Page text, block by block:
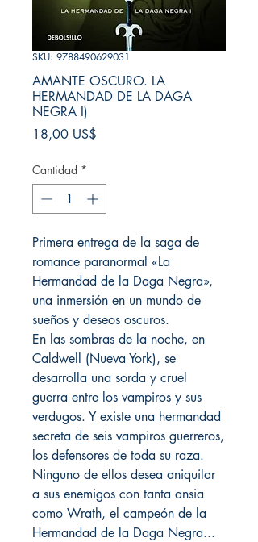
SKU: 9788490629031
AMANTE OSCURO. LA
HERMANDAD DE LA DAGA
NEGRA I)
18,00 US$
Cantidad *
Primera entrega de la saga de
romance paranormal «La
Hermandad de la Daga Negra»,
una inmersión en un mundo de
sueños y deseos oscuros.
En las sombras de la noche, en
Caldwell (Nueva York), se
desarrolla una sorda y cruel
guerra entre los vampiros y sus
verdugos. Y existe una hermandad
secreta de seis vampiros guerreros,
los defensores de toda su raza.
Ninguno de ellos desea aniquilar
a sus enemigos con tanta ansia
como Wrath, el campeón de la
Hermandad de la Daga Negra...